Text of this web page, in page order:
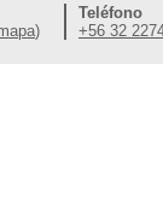
)
Teléfono
+56 32